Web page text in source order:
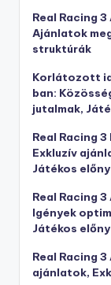
Real Racing
Ajánlatok
struktúrák
Korlátozott
ban:
jutalmak,
Real Racing
Exkluzív
Játékos
Real Racing
Igények
Játékos
Real Racing
ajánlatok,